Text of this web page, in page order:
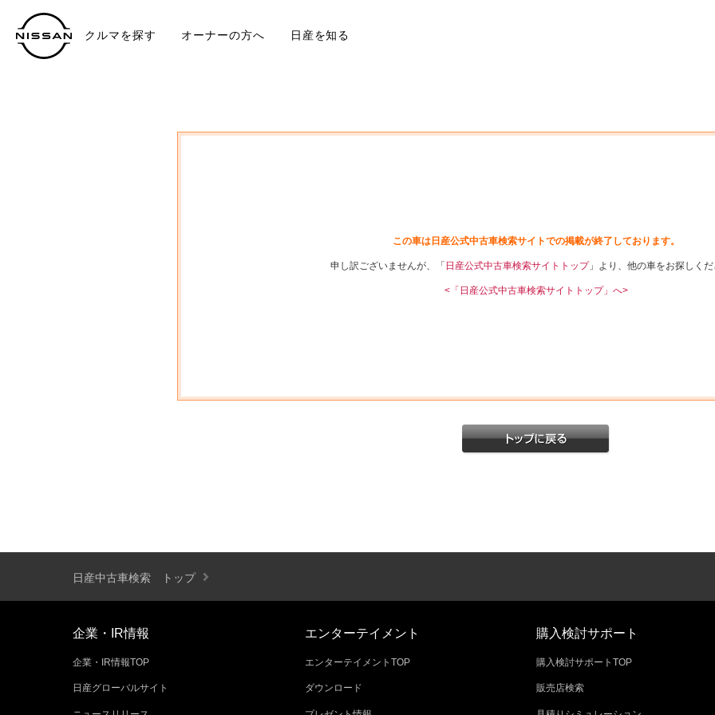
クルマを探す オーナーの方へ 日産を知る
この車は日産公式中古車検索サイトでの掲載が終了しております。
申し訳ございませんが、「 日産公式中古車検索サイトトップ」より、他の車をお探しくだ
<「日産公式中古車検索サイトトップ」へ>
日産中古車検索 トップ
企業・IR情報
企業・IR情報TOP
日産グローバルサイト
エンターテイメント
エンターテイメントTOP
ダウンロード
購入検討サポート
購入検討サポートTOP
販売店検索